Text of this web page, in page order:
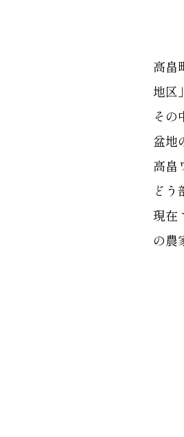
高畠
地区
その
盆地
高畠
ど
現在
の農